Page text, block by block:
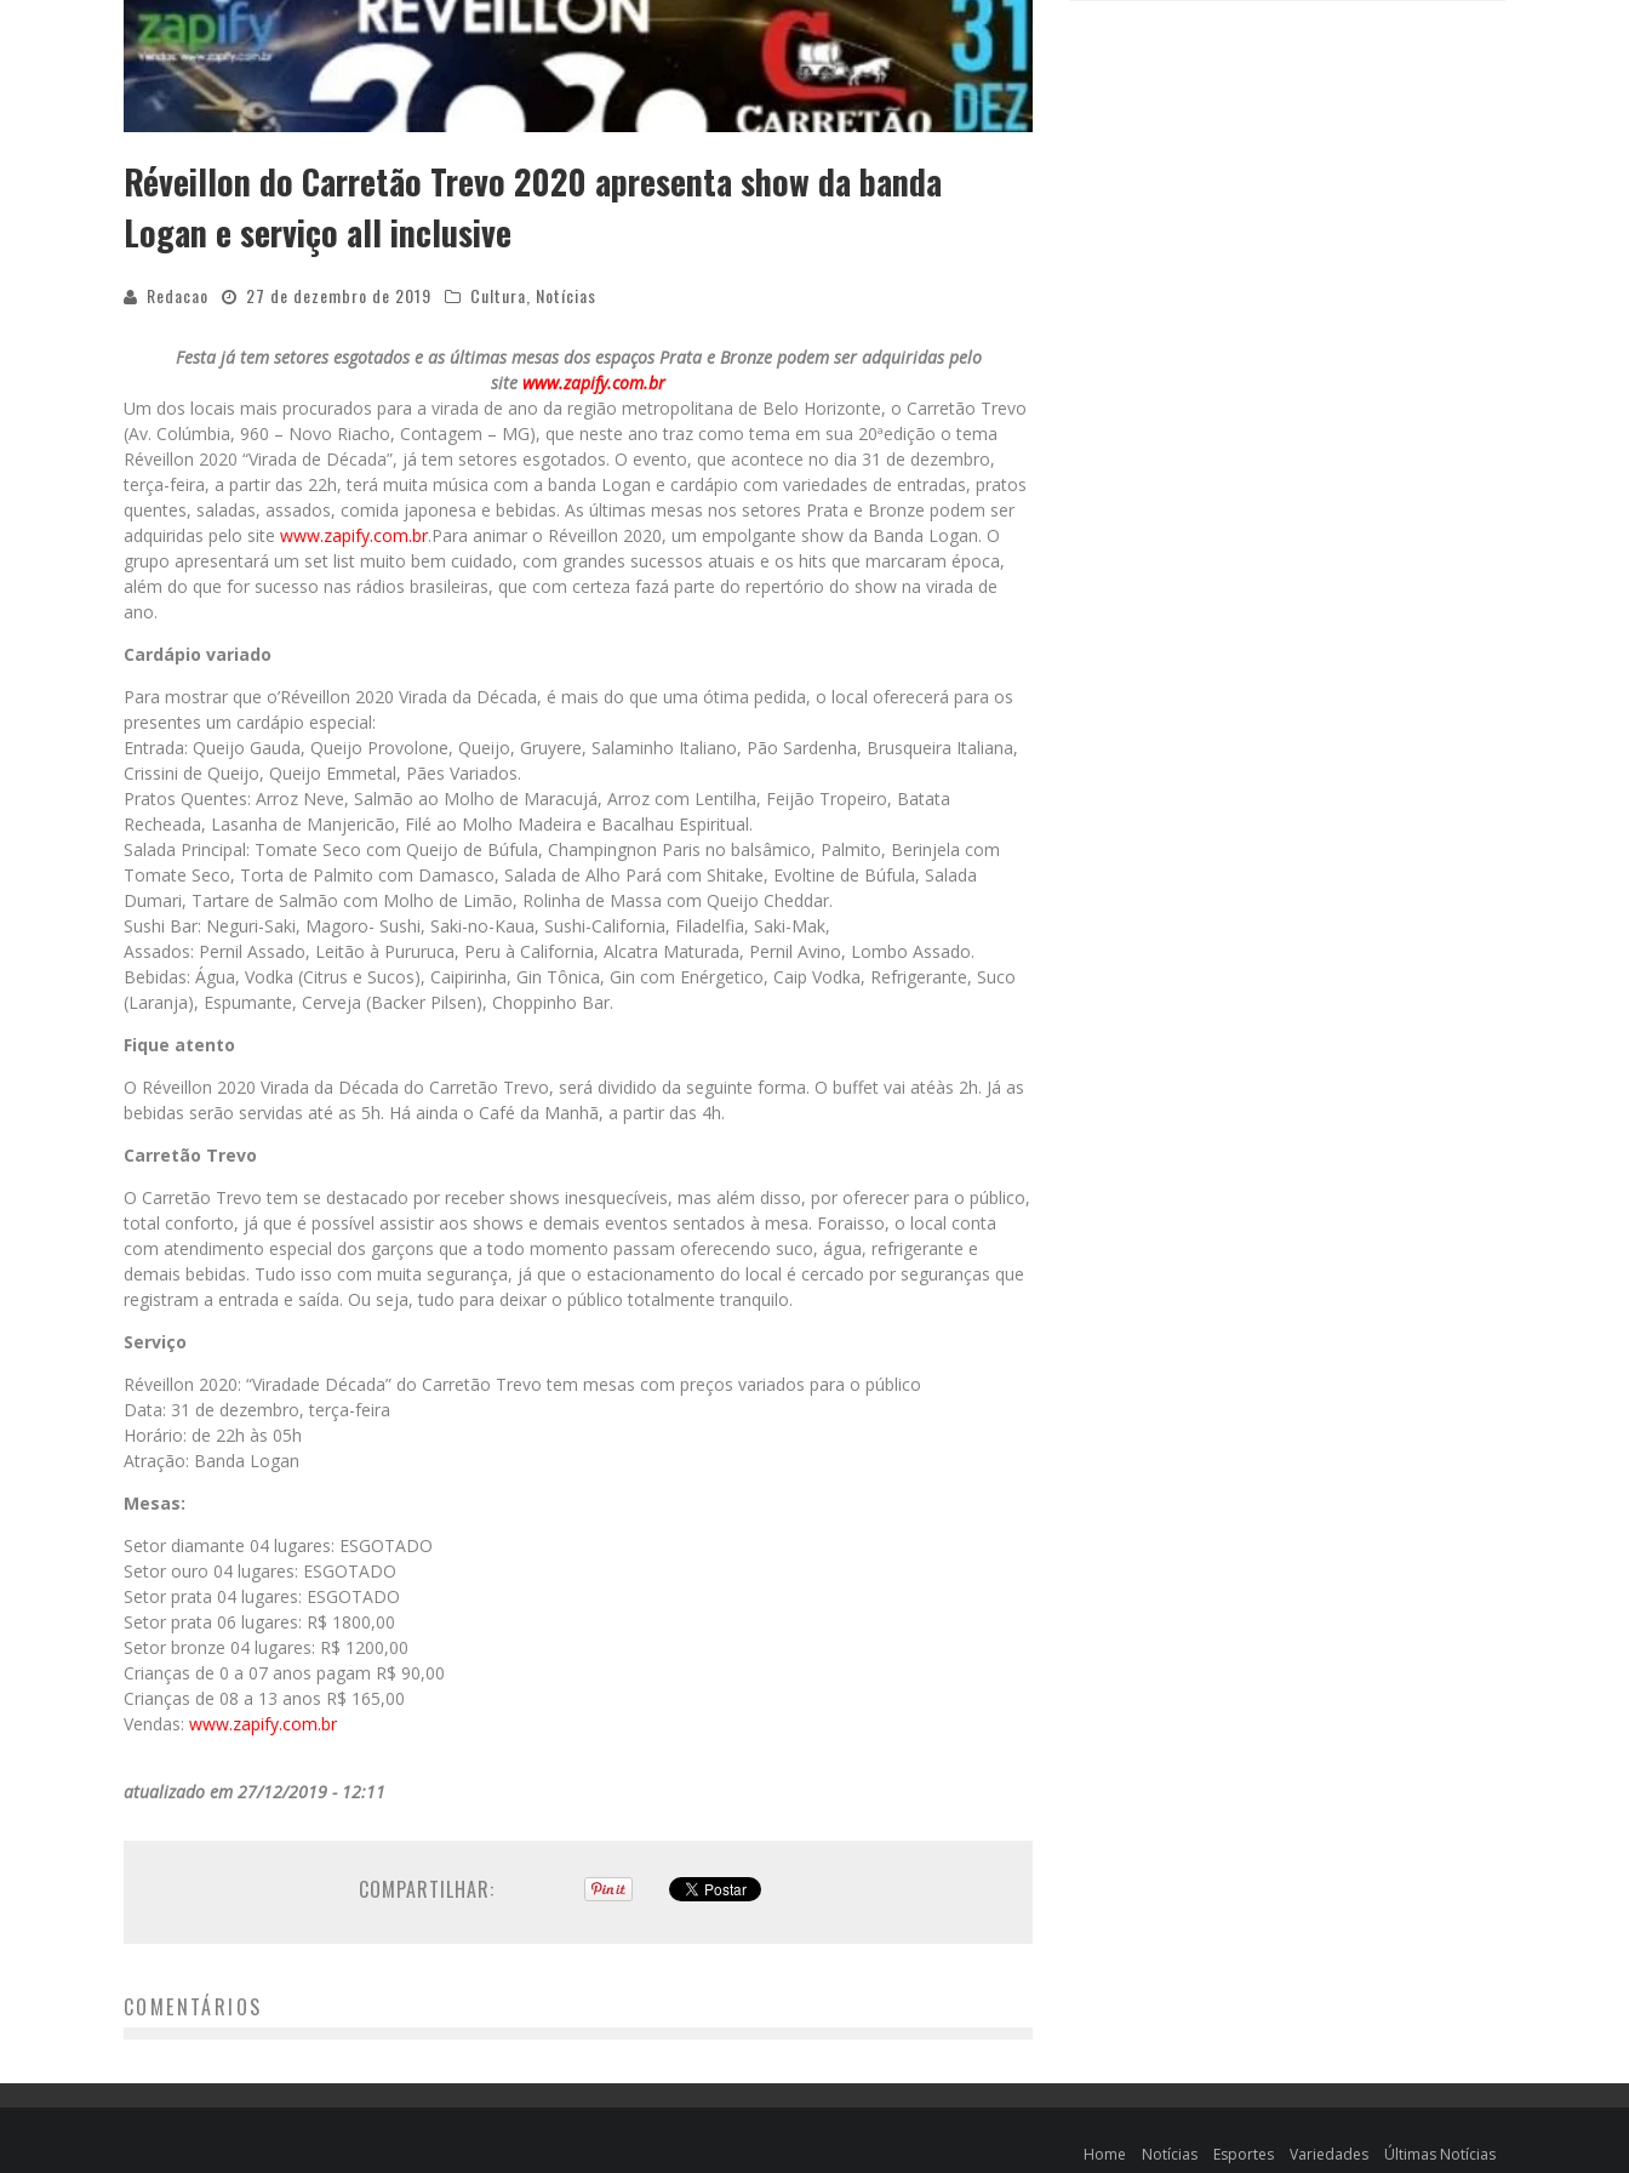
Réveillon do Carretão Trevo 2020 apresenta show da banda
Logan e serviço all inclusive
Redacao 27 de dezembro de 2019 Cultura Notícias
Festa já tem setores esgotados e as últimas mesas dos espaços Prata e Bronze podem ser adquiridas pelo
site www.zapify.com.br
Um dos locais mais procurados para a virada de ano da região metropolitana de Belo Horizonte, o Carretão Trevo
(Av. Colúmbia, 960 – Novo Riacho, Contagem – MG), que neste ano traz como tema em sua 20ªedição o tema
Réveillon 2020 “Virada de Década”, já tem setores esgotados. O evento, que acontece no dia 31 de dezembro,
terça-feira, a partir das 22h, terá muita música com a banda Logan e cardápio com variedades de entradas, pratos
quentes, saladas, assados, comida japonesa e bebidas. As últimas mesas nos setores Prata e Bronze podem ser
adquiridas pelo site www.zapify.com.br.Para animar o Réveillon 2020, um empolgante show da Banda Logan. O
grupo apresentará um set list muito bem cuidado, com grandes sucessos atuais e os hits que marcaram época,
além do que for sucesso nas rádios brasileiras, que com certeza fazá parte do repertório do show na virada de
ano.
Cardápio variado
Para mostrar que o’Réveillon 2020 Virada da Década, é mais do que uma ótima pedida, o local oferecerá para os
presentes um cardápio especial:
Entrada: Queijo Gauda, Queijo Provolone, Queijo, Gruyere, Salaminho Italiano, Pão Sardenha, Brusqueira Italiana,
Crissini de Queijo, Queijo Emmetal, Pães Variados.
Pratos Quentes: Arroz Neve, Salmão ao Molho de Maracujá, Arroz com Lentilha, Feijão Tropeiro, Batata
Recheada, Lasanha de Manjericão, Filé ao Molho Madeira e Bacalhau Espiritual.
Salada Principal: Tomate Seco com Queijo de Búfula, Champingnon Paris no balsâmico, Palmito, Berinjela com
Tomate Seco, Torta de Palmito com Damasco, Salada de Alho Pará com Shitake, Evoltine de Búfula, Salada
Dumari, Tartare de Salmão com Molho de Limão, Rolinha de Massa com Queijo Cheddar.
Sushi Bar: Neguri-Saki, Magoro- Sushi, Saki-no-Kaua, Sushi-California, Filadelfia, Saki-Mak,
Assados: Pernil Assado, Leitão à Pururuca, Peru à California, Alcatra Maturada, Pernil Avino, Lombo Assado.
Bebidas: Água, Vodka (Citrus e Sucos), Caipirinha, Gin Tônica, Gin com Enérgetico, Caip Vodka, Refrigerante, Suco
(Laranja), Espumante, Cerveja (Backer Pilsen), Choppinho Bar.
Fique atento
O Réveillon 2020 Virada da Década do Carretão Trevo, será dividido da seguinte forma. O buffet vai atéàs 2h. Já as
bebidas serão servidas até as 5h. Há ainda o Café da Manhã, a partir das 4h.
Carretão Trevo
O Carretão Trevo tem se destacado por receber shows inesquecíveis, mas além disso, por oferecer para o público,
total conforto, já que é possível assistir aos shows e demais eventos sentados à mesa. Foraisso, o local conta
com atendimento especial dos garçons que a todo momento passam oferecendo suco, água, refrigerante e
demais bebidas. Tudo isso com muita segurança, já que o estacionamento do local é cercado por seguranças que
registram a entrada e saída. Ou seja, tudo para deixar o público totalmente tranquilo.
Serviço
Réveillon 2020: “Viradade Década” do Carretão Trevo tem mesas com preços variados para o público
Data: 31 de dezembro, terça-feira
Horário: de 22h às 05h
Atração: Banda Logan
Mesas:
Setor diamante 04 lugares: ESGOTADO
Setor ouro 04 lugares: ESGOTADO
Setor prata 04 lugares: ESGOTADO
Setor prata 06 lugares: R$ 1800,00
Setor bronze 04 lugares: R$ 1200,00
Crianças de 0 a 07 anos pagam R$ 90,00
Crianças de 08 a 13 anos R$ 165,00
Vendas: www.zapify.com.br
atualizado em 27/12/2019 - 12:11
COMPARTILHAR:
COMENTÁRIOS
Home Notícias Esportes Variedades Últimas Notícias